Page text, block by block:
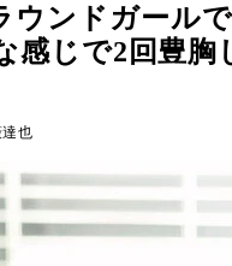
ウンドガール
感じで2回豊胸
也